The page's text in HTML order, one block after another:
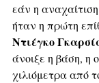
εάν η
ήταν η πρώτη
Ντιέγκο
άνοιξε η βάση, η
χιλιόμετρα από